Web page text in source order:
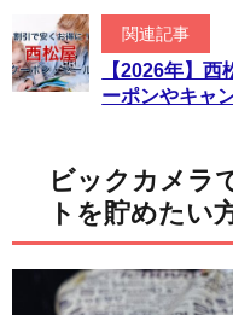
関連記事
【2026年】
ーポンやキャ
ビックカメラ
トを貯めたい